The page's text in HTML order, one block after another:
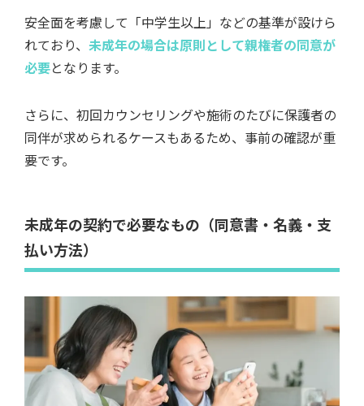
安全面を考慮して「中学生以上」などの基準が設けら
れており、 未成年の場合は原則として親権者の同意が
必要となります。
さらに、初回カウンセリングや施術のたびに保護者の
同伴が求められるケースもあるため、事前の確認が重
要です。
未成年の契約で必要なもの（同意書・名義・支
払い方法）